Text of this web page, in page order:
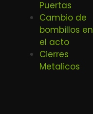
Puertas
Cambio de
bombillos en
el acto
Cierres
Metalicos